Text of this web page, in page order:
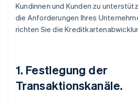
Kundinnen und Kunden zu
die Anforderungen Ihres
richten Sie die
1. Festlegung der
Transaktionskanäle.